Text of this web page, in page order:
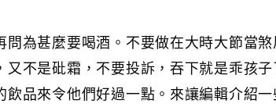
問為甚麼要喝酒。不要做在大時大節當
又不是砒霜，不要投訴，吞下就是乖孩
飲品來令他們好過一點。來讓編輯介紹